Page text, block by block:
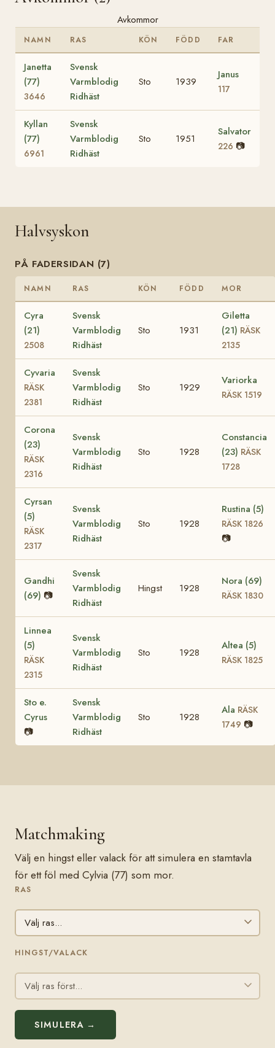
Avkommor
NAMN RAS KÖN FÖDD FAR
Janetta
(77)
3646
Svensk
Varmblodig
Ridhäst
Sto 1939
Janus
117
Kyllan
(77)
6961
Svensk
Varmblodig
Ridhäst
Sto 1951
Salvator
226 📷
Halvsyskon
PÅ FADERSIDAN (7)
NAMN RAS KÖN FÖDD MOR
Cyra
(21)
2508
Svensk
Varmblodig
Ridhäst
Sto 1931
Giletta
(21) RÄSK
2135
Cyvaria
RÄSK
2381
Svensk
Varmblodig
Ridhäst
Sto 1929
Variorka
RÄSK 1519
Corona
(23)
RÄSK
2316
Svensk
Varmblodig
Ridhäst
Sto 1928
Constancia
(23) RÄSK
1728
Cyrsan
(5)
RÄSK
2317
Svensk
Varmblodig
Ridhäst
Sto 1928
Rustina (5)
RÄSK 1826
📷
Gandhi
(69) 📷
Svensk
Varmblodig
Ridhäst
Hingst 1928
Nora (69)
RÄSK 1830
Linnea
(5)
RÄSK
2315
Svensk
Varmblodig
Ridhäst
Sto 1928
Altea (5)
RÄSK 1825
Sto e.
Cyrus
📷
Svensk
Varmblodig
Ridhäst
Sto 1928
Ala RÄSK
1749 📷
Matchmaking
Välj en hingst eller valack för att simulera en stamtavla
för ett föl med Cylvia (77) som mor.
RAS
HINGST/VALACK
SIMULERA →